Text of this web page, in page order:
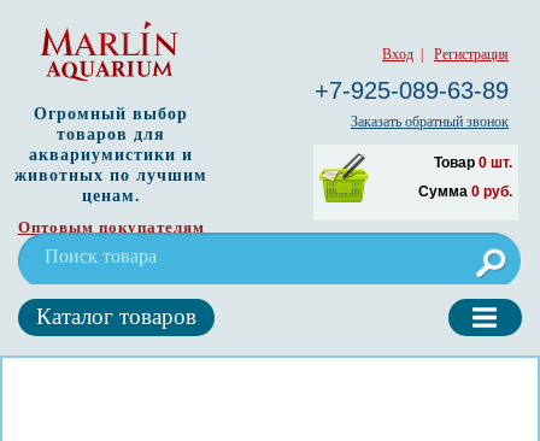
Вход Регистрация
+7-925-089-63-89
Заказать обратный звонок
Товар 0 шт.
Сумма 0 руб.
Огромный выбор
товаров для
аквариумистики и
животных по лучшим
ценам.
Оптовым покупателям
Каталог товаров